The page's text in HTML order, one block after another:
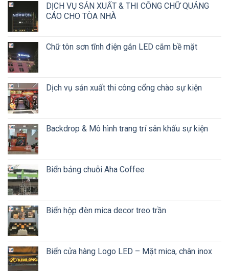
DỊCH VỤ SẢN XUẤT & THI CÔNG CHỮ QUẢNG
CÁO CHO TÒA NHÀ
Chữ tôn sơn tĩnh điện gắn LED cắm bề mặt
Dịch vụ sản xuất thi công cổng chào sự kiện
Backdrop & Mô hình trang trí sân khấu sự kiện
Biển bảng chuỗi Aha Coffee
Biển hộp đèn mica decor treo trần
Biển cửa hàng Logo LED – Mặt mica, chân inox